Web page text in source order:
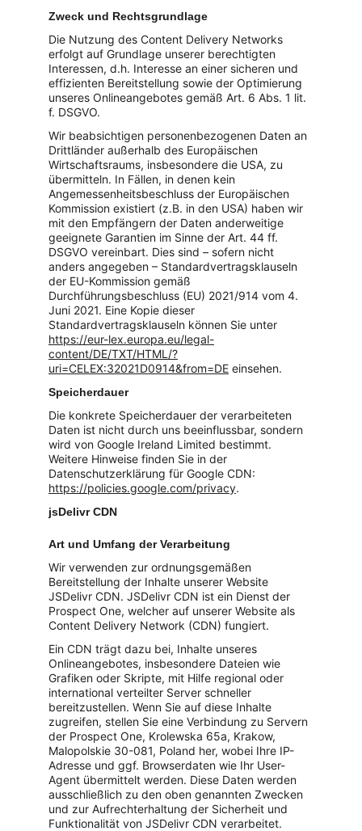
Zweck und Rechtsgrundlage
Die Nutzung des Content Delivery Networks
erfolgt auf Grundlage unserer berechtigten
Interessen, d.h. Interesse an einer sicheren und
effizienten Bereitstellung sowie der Optimierung
unseres Onlineangebotes gemäß Art. 6 Abs. 1 lit.
f. DSGVO.
Wir beabsichtigen personenbezogenen Daten an
Drittländer außerhalb des Europäischen
Wirtschaftsraums, insbesondere die USA, zu
übermitteln. In Fällen, in denen kein
Angemessenheitsbeschluss der Europäischen
Kommission existiert (z.B. in den USA) haben wir
mit den Empfängern der Daten anderweitige
geeignete Garantien im Sinne der Art. 44 ff.
DSGVO vereinbart. Dies sind – sofern nicht
anders angegeben – Standardvertragsklauseln
der EU-Kommission gemäß
Durchführungsbeschluss (EU) 2021/914 vom 4.
Juni 2021. Eine Kopie dieser
Standardvertragsklauseln können Sie unter
https://eur-lex.europa.eu/legal-
content/DE/TXT/HTML/?
uri=CELEX:32021D0914&from=DE einsehen.
Speicherdauer
Die konkrete Speicherdauer der verarbeiteten
Daten ist nicht durch uns beeinflussbar, sondern
wird von Google Ireland Limited bestimmt.
Weitere Hinweise finden Sie in der
Datenschutzerklärung für Google CDN:
https://policies.google.com/privacy.
jsDelivr CDN
Art und Umfang der Verarbeitung
Wir verwenden zur ordnungsgemäßen
Bereitstellung der Inhalte unserer Website
JSDelivr CDN. JSDelivr CDN ist ein Dienst der
Prospect One, welcher auf unserer Website als
Content Delivery Network (CDN) fungiert.
Ein CDN trägt dazu bei, Inhalte unseres
Onlineangebotes, insbesondere Dateien wie
Grafiken oder Skripte, mit Hilfe regional oder
international verteilter Server schneller
bereitzustellen. Wenn Sie auf diese Inhalte
zugreifen, stellen Sie eine Verbindung zu Servern
der Prospect One, Krolewska 65a, Krakow,
Malopolskie 30-081, Poland her, wobei Ihre IP-
Adresse und ggf. Browserdaten wie Ihr User-
Agent übermittelt werden. Diese Daten werden
ausschließlich zu den oben genannten Zwecken
und zur Aufrechterhaltung der Sicherheit und
Funktionalität von JSDelivr CDN verarbeitet.